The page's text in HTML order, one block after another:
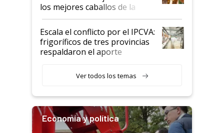
los mejores caballos de la
Argentina y los mitos que
todavía hacen sufrir a estos
animales: "Mientras me
descalificaban, yo seguí
haciendo currículum"
Escala el conflicto por el IPCVA:
frigoríficos de tres provincias
respaldaron el aporte
Ver todos los temas
Economía y política